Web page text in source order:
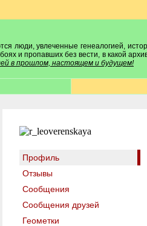
люди, увлеченные генеалогией,
и пропавших без вести, в какой
в прошлом, настоящем и будущем!
Профиль
Отзывы
Сообщения
Сообщения друзей
Геометки